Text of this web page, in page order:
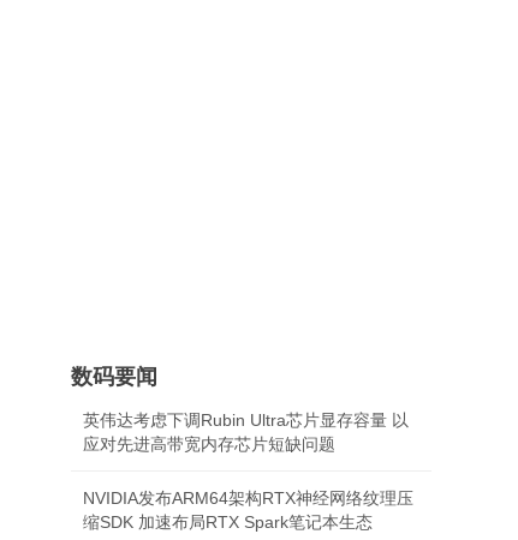
数码要闻
英伟达考虑下调Rubin Ultra芯片显存容量 以
应对先进高带宽内存芯片短缺问题
NVIDIA发布ARM64架构RTX神经网络纹理压
缩SDK 加速布局RTX Spark笔记本生态